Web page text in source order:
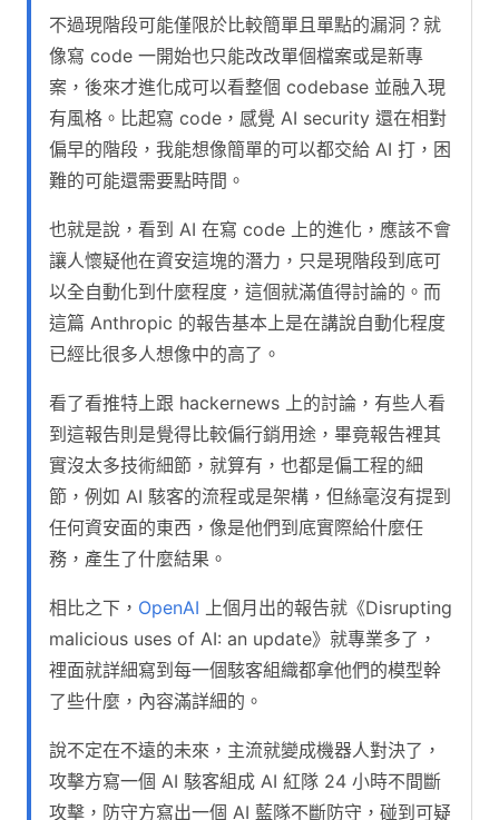
不過現階段可能僅限於比較簡單且單點的漏洞？就
像寫 code 一開始也只能改改單個檔案或是新專
案，後來才進化成可以看整個 codebase 並融入現
有風格。比起寫 code，感覺 AI security 還在相對
偏早的階段，我能想像簡單的可以都交給 AI 打，困
難的可能還需要點時間。
也就是說，看到 AI 在寫 code 上的進化，應該不會
讓人懷疑他在資安這塊的潛力，只是現階段到底可
以全自動化到什麼程度，這個就滿值得討論的。而
這篇 Anthropic 的報告基本上是在講說自動化程度
已經比很多人想像中的高了。
看了看推特上跟 hackernews 上的討論，有些人看
到這報告則是覺得比較偏行銷用途，畢竟報告裡其
實沒太多技術細節，就算有，也都是偏工程的細
節，例如 AI 駭客的流程或是架構，但絲毫沒有提到
任何資安面的東西，像是他們到底實際給什麼任
務，產生了什麼結果。
相比之下， OpenAI 上個月出的報告就《Disrupting
malicious uses of AI: an update》就專業多了，
裡面就詳細寫到每一個駭客組織都拿他們的模型幹
了些什麼，內容滿詳細的。
說不定在不遠的未來，主流就變成機器人對決了，
攻擊方寫一個 AI 駭客組成 AI 紅隊 24 小時不間斷
攻擊，防守方寫出一個 AI 藍隊不斷防守，碰到可疑